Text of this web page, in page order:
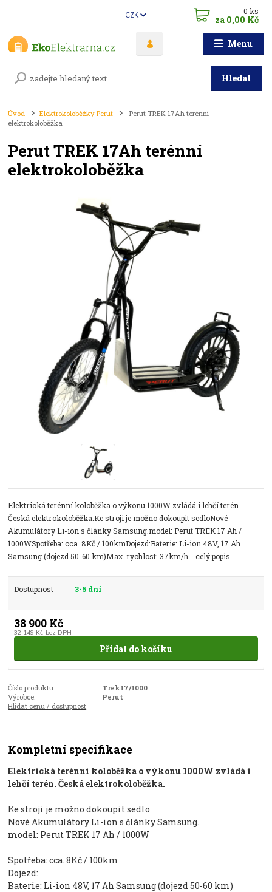
Menu
CZK
Hledat
0ks
za 0,00 Kč
Úvod Elektrokoloběžky Perut
Perut TREK 17Ah terénní
elektrokoloběžka
Perut TREK 17Ah terénní
elektrokoloběžka
Elektrická terénní koloběžka o výkonu 1000W zvládá i lehčí terén.
Česká elektrokoloběžka.Ke stroji je možno dokoupit sedloNové
Akumulátory Li-ion s články Samsung.model: Perut TREK 17 Ah /
1000WSpotřeba: cca. 8Kč / 100kmDojezd:Baterie: Li-ion 48V, 17 Ah
Samsung (dojezd 50-60 km)Max. rychlost: 37km/h...celý popis
Dostupnost 3-5 dní
38 900 Kč
32 149 Kč bez DPH
Přidat do košíku
Číslo produktu:
Trek17/1000
Výrobce:
Perut
Hlídat cenu / dostupnost
Kompletní specifikace
Elektrická terénní koloběžka o výkonu 1000W zvládá i
lehčí terén. Česká elektrokoloběžka.
Ke stroji je možno dokoupit sedlo
Nové Akumulátory Li-ion s články Samsung.
model: Perut TREK 17 Ah / 1000W
Spotřeba: cca. 8Kč / 100km
Dojezd:
Baterie: Li-ion 48V, 17 Ah Samsung (dojezd 50-60 km)